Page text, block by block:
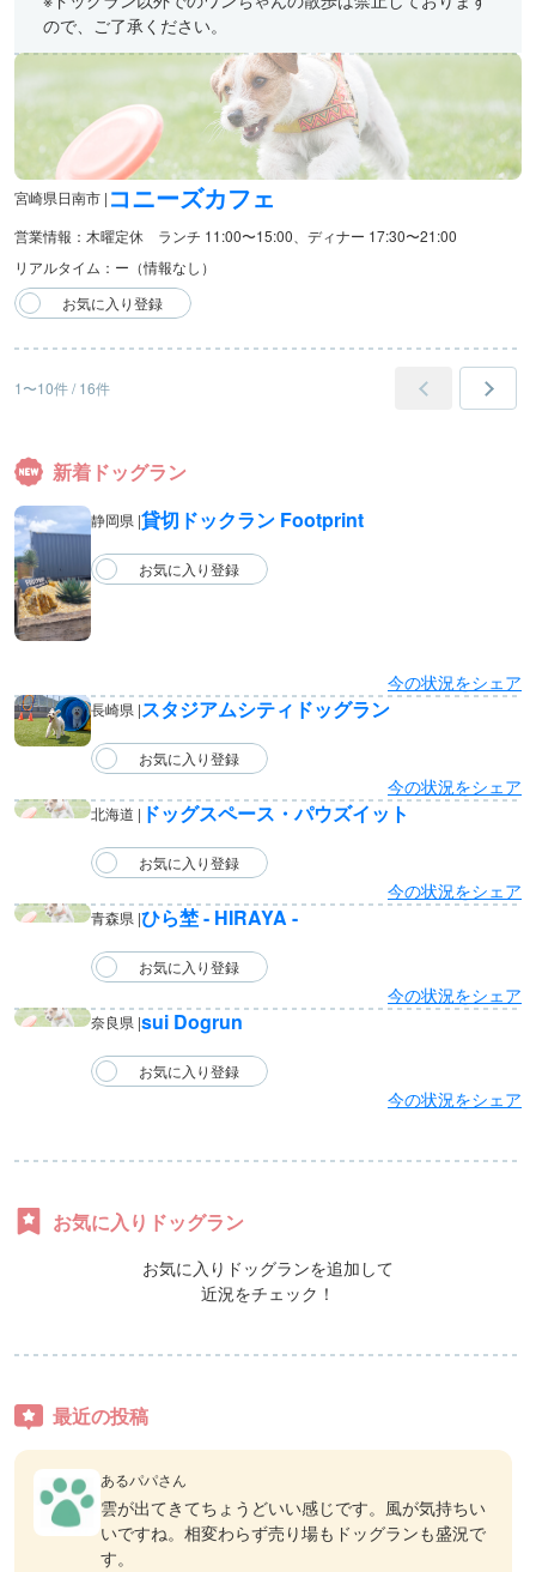
ので、ご了承ください。
宮崎県日南市 | コニーズカフェ
営業情報：木曜定休 ランチ 11:00〜15:00、ディナー 17:30〜21:00
リアルタイム：ー（情報なし）
1〜10件 / 16件
新着ドッグラン
静岡県 |貸切ドックラン Footprint
今の状況をシェア
長崎県 |スタジアムシティドッグラン
今の状況をシェア
北海道 | ドッグスペース・パウズイット
今の状況をシェア
青森県 |ひら埜 - HIRAYA -
今の状況をシェア
奈良県 |sui Dogrun
今の状況をシェア
お気に入りドッグラン
お気に入りドッグランを追加して
近況をチェック！
最近の投稿
あるパパさん
雲が出てきてちょうどいい感じです。風が気持ちい
いですね。相変わらず売り場もドッグランも盛況で
す。